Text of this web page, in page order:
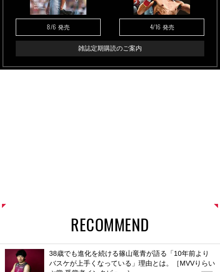
8/6 発売 4/16 発売
雑誌定期購読のご案内
RECOMMEND
38歳でも進化を続ける篠山竜青が語る「10年前より
バスケが上手くなっている」理由とは。［MVVりらい